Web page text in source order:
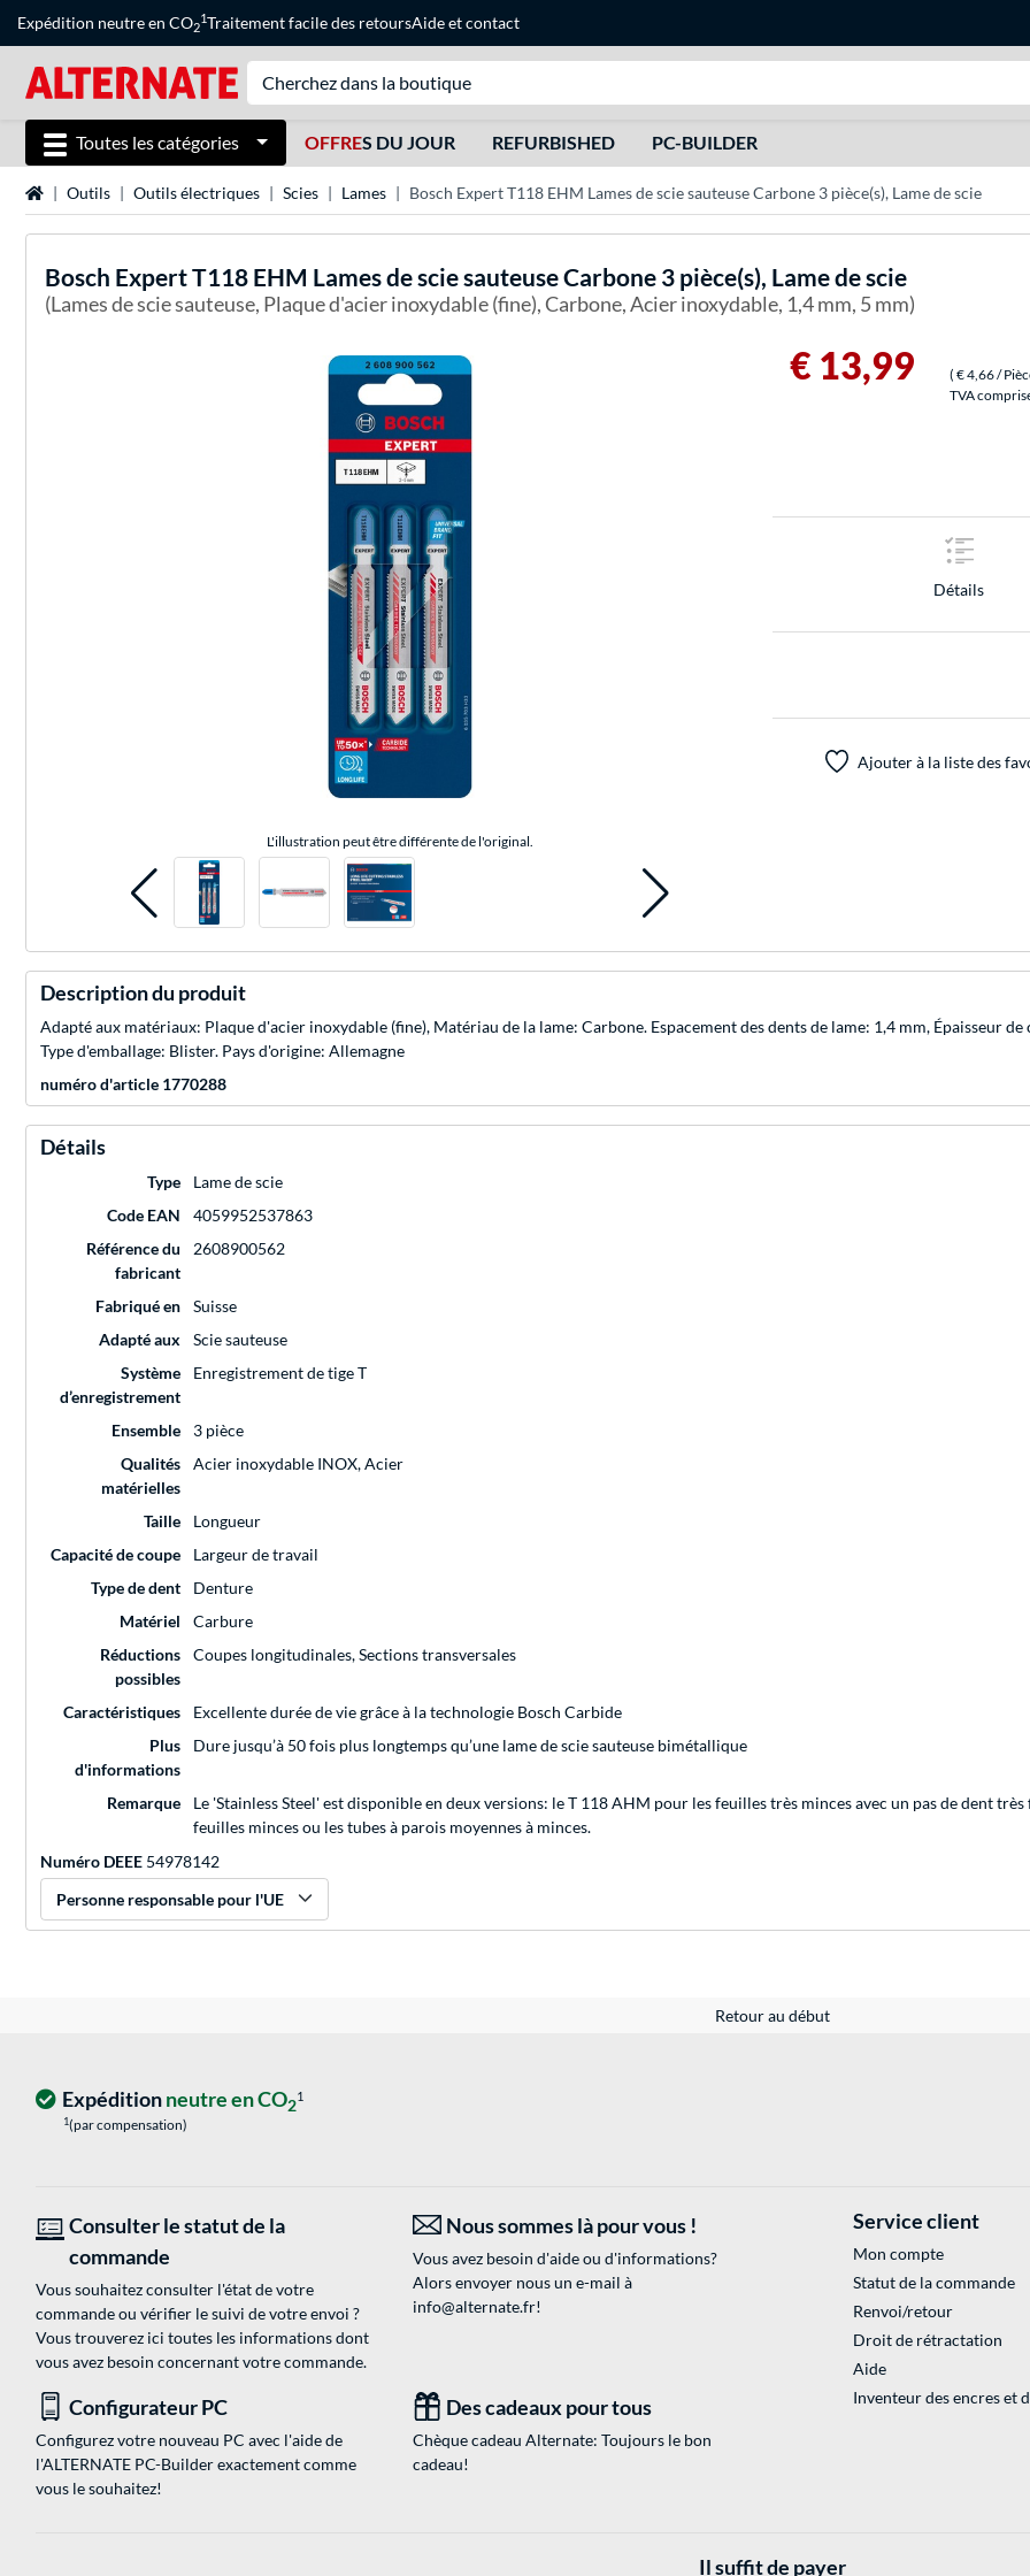
Expédition neutre en CO2
1Traitement facile des retoursAideetcontact
Toutes les catégories OFFRES DU JOUR REFURBISHED PC-BUILDER
Page d'accueil
Outils Outils électriques Scies Lames Bosch Expert T118 EHM Lames de scie sauteuse Carbone 3 pièce(s), Lame de scie
Bosch Expert T118 EHM Lames de scie sauteuse Carbone 3 pièce(s), Lame de scie
(Lames de scie sauteuse, Plaque d'acier inoxydable (fine), Carbone, Acier inoxydable, 1,4 mm, 5 mm)
L'illustration peut être différente de l'original.
€ 13,99 ( € 4,66/
TVA
Détails
Ajouter à la liste des
Description du produit
Adapté aux matériaux: Plaque d'acier inoxydable (fine), Matériau de la lame: Carbone. Espacement des dents de lame: 1,4 mm, Épaisseur
Type d'emballage: Blister. Pays d'origine: Allemagne
numéro d'article 1770288
Détails
Type
Lame de scie
Code EAN
4059952537863
Référence du
fabricant
2608900562
Fabriqué en
Suisse
Adapté aux
Scie sauteuse
Système
d’enregistrement
Enregistrement de tige T
Ensemble
3 pièce
Qualités
matérielles
Acier inoxydable INOX, Acier
Taille Longueur
Capacité de coupe
Largeur de travail
Type de dent
Denture
Matériel
Carbure
Réductions
possibles
Coupes longitudinales, Sections transversales
Caractéristiques
Excellente durée de vie grâce à la technologie Bosch Carbide
Plus
d'informations
Dure jusqu’à 50 fois plus longtemps qu’une lame de scie sauteuse bimétallique
Remarque
Le 'Stainless Steel' est disponible en deux versions: le T 118 AHM pour les feuilles très minces avec un pas de dent
feuilles minces ou les tubes à parois moyennes à minces.
Numéro DEEE 54978142
Personne responsable pour l'UE
Retour au début
Expéditionneutre en CO21
1(par compensation)
Consulter le statut de la
commande
Vous souhaitez consulter l'état de votre
commande ou vérifier le suivi de votre envoi ?
Vous trouverez ici toutes les informations dont
vous avez besoin concernant votre commande.
Nous sommes là pour vous !
Vous avez besoin d'aide ou d'informations?
Alors envoyer nous un e-mail à
info@alternate.fr!
Configurateur PC
Configurez votre nouveau PC avec l'aide de
l'ALTERNATE PC-Builder exactement comme
vous le souhaitez!
Des cadeaux pour tous
Chèque cadeau Alternate: Toujours le bon
cadeau!
Service client
Mon compte
Statut de la commande
Renvoi/retour
Droit de rétractation
Aide
Inventeur des encres et
Il suffit de payer